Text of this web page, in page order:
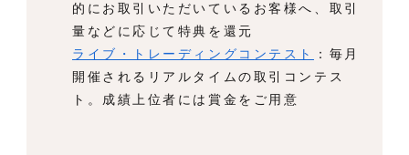
的にお取引いただいているお客様へ、取引
量などに応じて特典を還元
ライブ・トレーディングコンテスト
：毎月
開催されるリアルタイムの取引コンテス
ト。成績上位者には賞金をご用意